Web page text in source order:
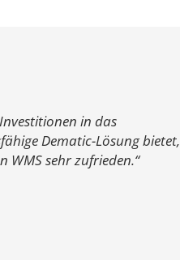
in das
Dematic-Lösung bietet,
sehr zufrieden.“